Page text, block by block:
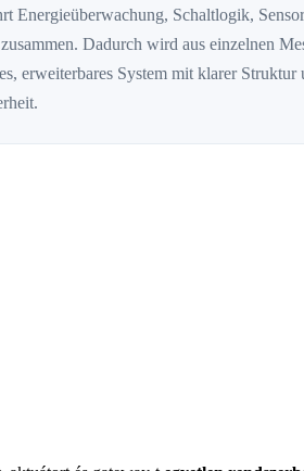
Energieüberwachung, Schaltlogik,
Dadurch wird aus einzelnen
erweiterbares System mit klarer Struktur